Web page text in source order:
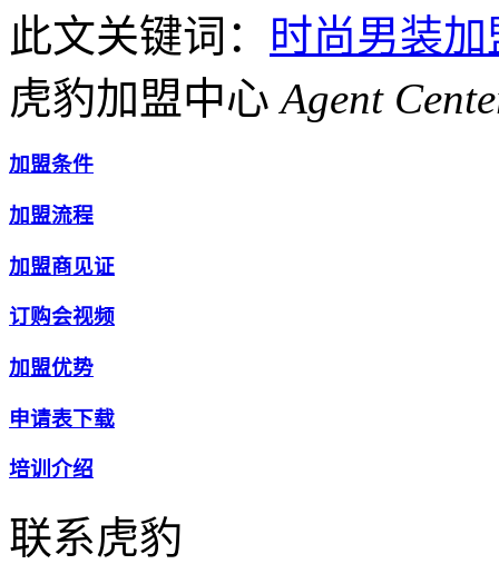
此文关键词：
时尚男装加
虎豹加盟中心Agent
加盟条件
加盟流程
加盟商见证
订购会视频
加盟优势
申请表下载
培训介绍
联系虎豹